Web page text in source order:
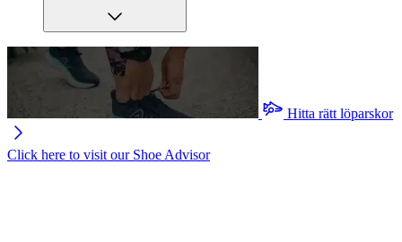
Hitta rätt löparskor
Click here to visit our Shoe Advisor